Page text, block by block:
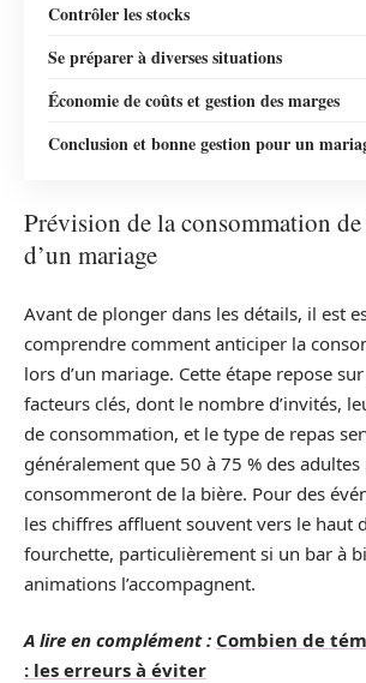
Contrôler les stocks
Se préparer à diverses situations
Économie de coûts et gestion des marges
Conclusion et bonne gestion pour un
Prévision de la consommation
d’un mariage
Avant de plonger dans les détails, il est
comprendre comment anticiper la
lors d’un mariage. Cette étape repose
facteurs clés, dont le nombre d’invités,
de consommation, et le type de repas
généralement que 50 à 75 % des adultes
consommeront de la bière. Pour des
les chiffres affluent souvent vers le haut
fourchette, particulièrement si un bar à
animations l’accompagnent.
A lire en complément : Combien de
: les erreurs à éviter